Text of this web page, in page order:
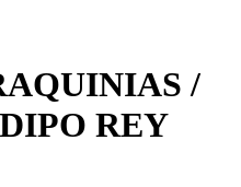
/
REY